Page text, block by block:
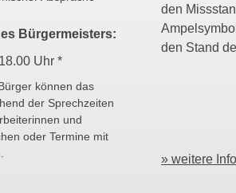
Bürgermeisters:
Uhr *
können das
der Sprechzeiten
und
oder Termine mit
den
den Stand
» weitere